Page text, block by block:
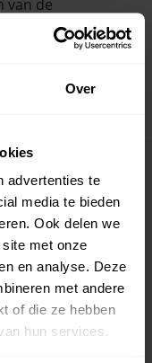
Over
advertenties te
media te bieden
Ook delen we
met onze
en analyse. Deze
met andere
of die ze hebben
hun services.
van de
cijfers in deze
's-Gravelandse
Haag